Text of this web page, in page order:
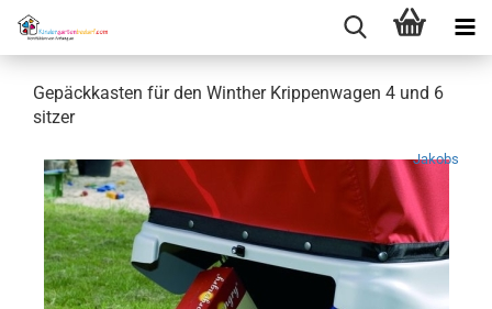
Gepäckkasten für den Winther Krippenwagen 4 und 6
sitzer
Jakobs